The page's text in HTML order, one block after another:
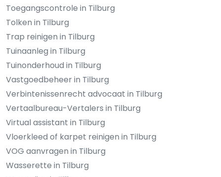
Toegangscontrole in Tilburg
Tolken in Tilburg
Trap reinigen in Tilburg
Tuinaanleg in Tilburg
Tuinonderhoud in Tilburg
Vastgoedbeheer in Tilburg
Verbintenissenrecht advocaat in Tilburg
Vertaalbureau-Vertalers in Tilburg
Virtual assistant in Tilburg
Vloerkleed of karpet reinigen in Tilburg
VOG aanvragen in Tilburg
Wasserette in Tilburg